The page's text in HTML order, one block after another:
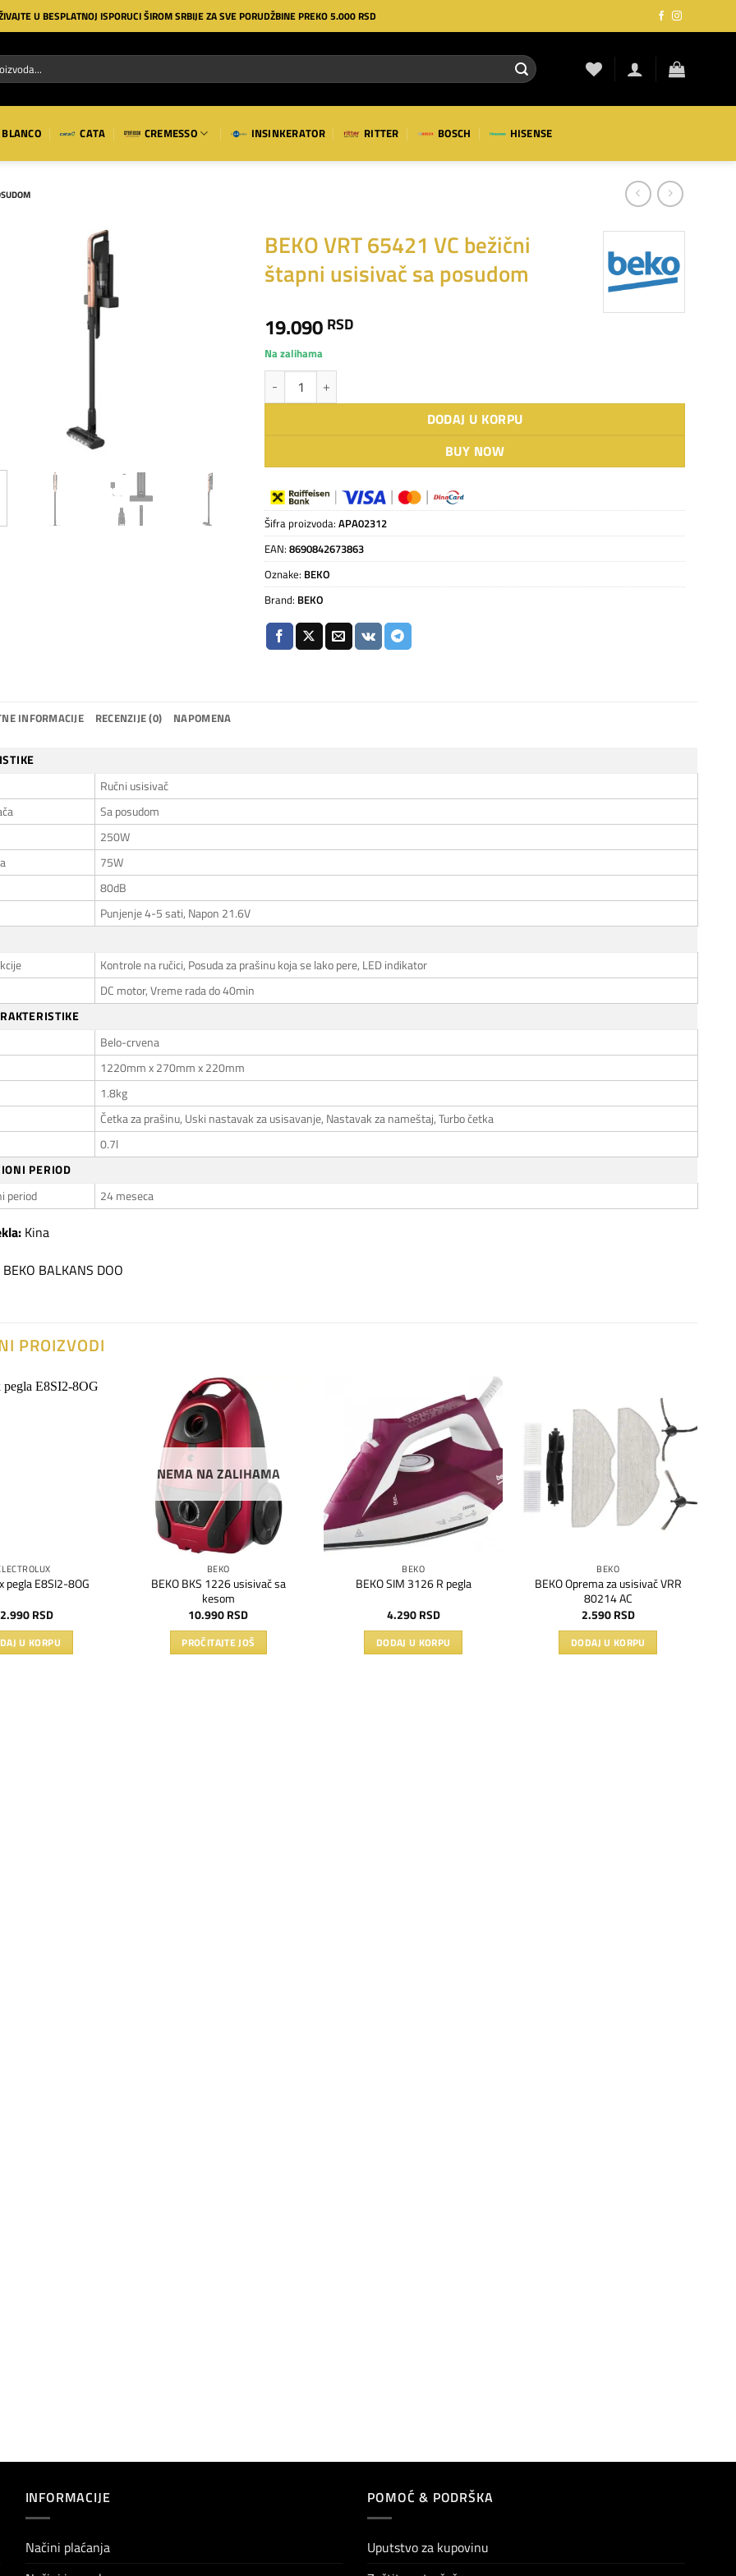
U BESPLATNOJ ISPORUCI ŠIROM SRBIJE ZA SVE PORUDŽBINE PREKO 5.000 RSD
BLANCO CATA CREMESSO INSINKERATOR RITTER BOSCH HISENSE
BEKO VRT 65421 VC bežični
štapni usisivač sa posudom
19.090 RSD
Na zalihama
BEKO VRT 65421 VC bežični štapni usisivač sa posudom količina
DODAJ U KORPU
BUY NOW
Šifra proizvoda:APA02312
EAN:8690842673863
Oznake: BEKO
Brand: BEKO
INFORMACIJE RECENZIJE (0) NAPOMENA
Ručni usisivač
Sa posudom
250W
75W
80dB
Punjenje 4-5 sati, Napon 21.6V
Kontrole na ručici, Posuda za prašinu koja se lako pere, LED indikator
DC motor, Vreme rada do 40min
Belo-crvena
1220mm x 270mm x 220mm
1.8kg
Četka za prašinu, Uski nastavak za usisavanje, Nastavak za nameštaj, Turbo četka
0.7l
PERIOD
period
24 meseca
Kina
BEKO BALKANS DOO
PROIZVODI
pegla E8SI2-8OG
RSD
U KORPU
NEMA NA ZALIHAMA
BEKO
BEKO BKS 1226 usisivač sa
kesom
10.990RSD
PROČITAJTE JOŠ
Dodaj
na
listu
želja
BEKO
BEKO SIM 3126 R pegla
4.290RSD
DODAJ U KORPU
Dodaj
na
listu
želja
BEKO
BEKO Oprema za usisivač VRR
80214 AC
2.590RSD
DODAJ U KORPU
INFORMACIJE
Načini plaćanja
POMOĆ & PODRŠKA
Uputstvo za kupovinu